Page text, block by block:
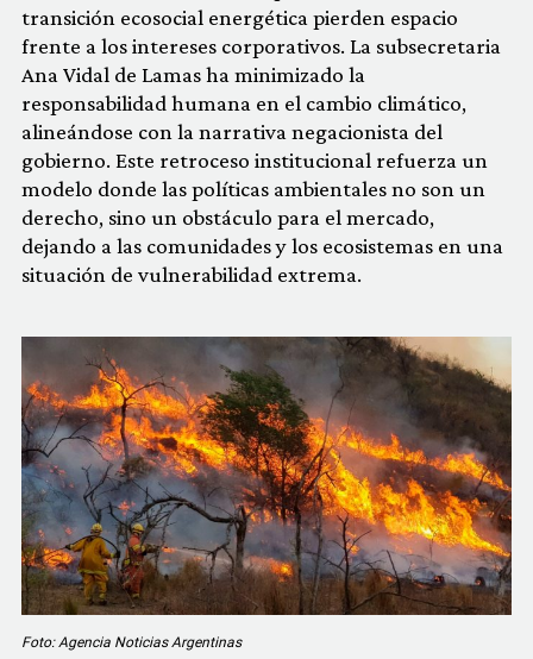
transición ecosocial energética pierden espacio
frente a los intereses corporativos. La subsecretaria
Ana Vidal de Lamas ha minimizado la
responsabilidad humana en el cambio climático,
alineándose con la narrativa negacionista del
gobierno. Este retroceso institucional refuerza un
modelo donde las políticas ambientales no son un
derecho, sino un obstáculo para el mercado,
dejando a las comunidades y los ecosistemas en una
situación de vulnerabilidad extrema.
Foto: Agencia Noticias Argentinas